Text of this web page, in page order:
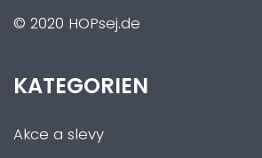
© 2020 HOPsej.de
KATEGORIEN
Akce a slevy